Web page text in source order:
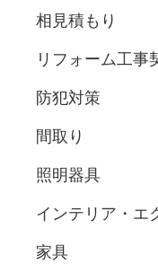
相見積もり
リフォーム工事
防犯対策
間取り
照明器具
インテリア・エ
家具